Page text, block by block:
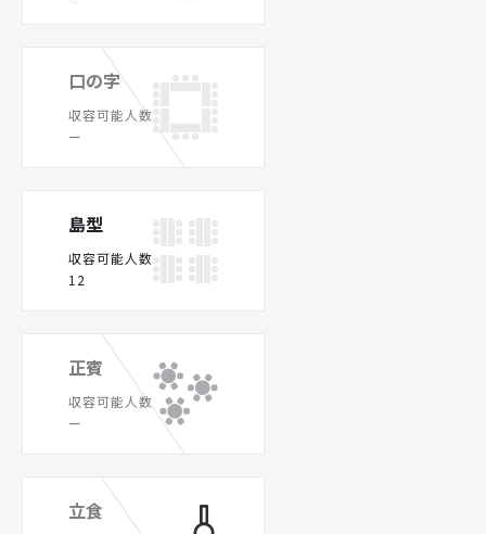
口の字
収容可能人数
ー
島型
収容可能人数
12
正賓
収容可能人数
ー
立食